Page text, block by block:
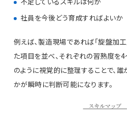
社員を今後どう育成すればよいか
例えば、製造現場であれば「旋盤加工
た項目を並べ、それぞれの習熟度を4
のように視覚的に整理することで、
かが瞬時に判断可能になります。